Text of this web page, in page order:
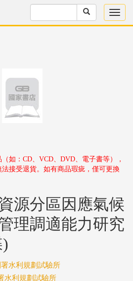
如：CD、VCD、DVD、電子書等），
接受退貨。如有商品瑕疵，僅可更換
源分區因應氣候
理調適能力研究
水利規劃試驗所
水利規劃試驗所